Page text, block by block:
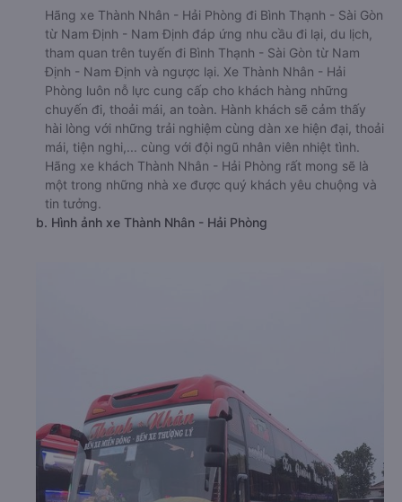
Hãng xe Thành Nhân - Hải Phòng đi Bình Thạnh - Sài Gòn
từ Nam Định - Nam Định đáp ứng nhu cầu đi lại, du lịch,
tham quan trên tuyến đi Bình Thạnh - Sài Gòn từ Nam
Định - Nam Định và ngược lại. Xe Thành Nhân - Hải
Phòng luôn nỗ lực cung cấp cho khách hàng những
chuyến đi, thoải mái, an toàn. Hành khách sẽ cảm thấy
hài lòng với những trải nghiệm cùng dàn xe hiện đại, thoải
mái, tiện nghi,... cùng với đội ngũ nhân viên nhiệt tình.
Hãng xe khách Thành Nhân - Hải Phòng rất mong sẽ là
một trong những nhà xe được quý khách yêu chuộng và
tin tưởng.
b. Hình ảnh xe Thành Nhân - Hải Phòng